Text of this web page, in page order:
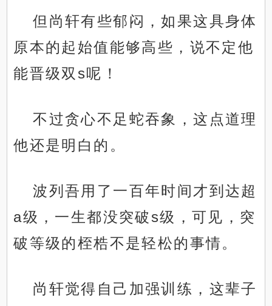
但尚轩有些郁闷，如果这具身体
原本的起始值能够高些，说不定他
能晋级双s呢！
不过贪心不足蛇吞象，这点道理
他还是明白的。
波列吾用了一百年时间才到达超
a级，一生都没突破s级，可见，突
破等级的桎梏不是轻松的事情。
尚轩觉得自己加强训练，这辈子